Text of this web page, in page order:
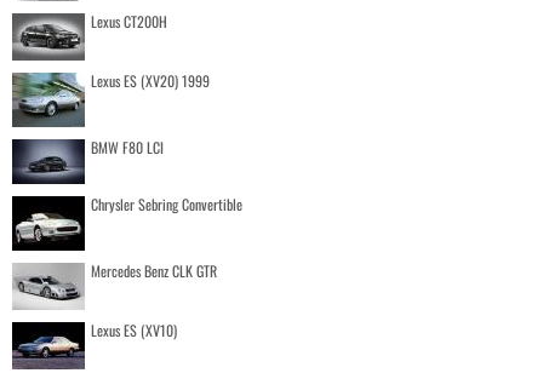
Lexus CT200H
Lexus ES (XV20) 1999
BMW F80 LCI
Chrysler Sebring Convertible
Mercedes Benz CLK GTR
Lexus ES (XV10)